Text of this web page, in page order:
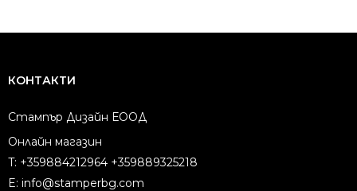
КОНТАКТИ
Стампър Дизайн ЕООД
Онлайн магазин
T: +359884212964 +359889325218
E: info@stamperbg.com